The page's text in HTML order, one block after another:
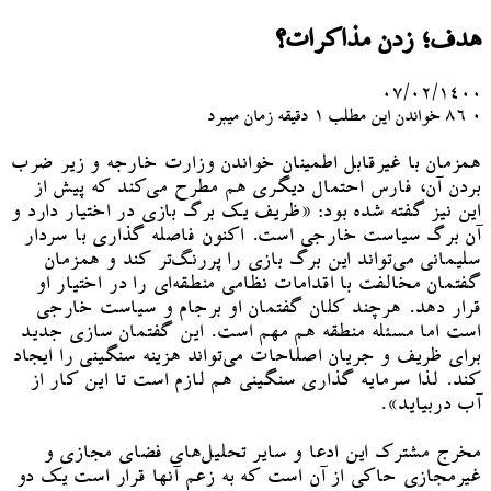
هدف؛ زدن مذاکرات؟
۰۷/۰۲/۱۴۰۰
۰
خواندن این مطلب 1 دقیقه زمان میبرد
همزمان با غیرقابل اطمینان خواندن وزارت خارجه و زیر ضرب
بردن آن، فارس احتمال دیگری هم مطرح می‌کند که پیش از
این نیز گفته شده بود: «ظریف یک برگ بازی در اختیار دارد و
آن برگ سیاست خارجی است. اکنون فاصله گذاری با سردار
سلیمانی می‌تواند این برگ بازی را پررنگ‌تر کند و همزمان
گفتمان مخالفت با اقدامات نظامی منطقه‌ای را در اختیار او
قرار دهد. هرچند کلان گفتمان او برجام و سیاست خارجی
است اما مسئله منطقه هم مهم است. این گفتمان سازی جدید
برای ظریف و جریان اصلاحات می‌تواند هزینه سنگینی را ایجاد
کند. لذا سرمایه گذاری سنگینی هم لازم است تا این کار از
آب دربیاید».
مخرج مشترک این ادعا و سایر تحلیل‌های فضای مجازی و
غیرمجازی حاکی از آن است که به زعم آنها قرار است یک دو